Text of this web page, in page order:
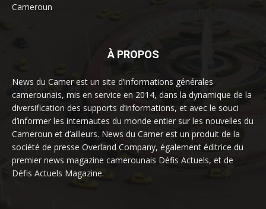
Cameroun
À PROPOS
News du Camer est un site d’informations générales
camerounais, mis en service en 2014, dans la dynamique de la
diversification des supports d’informations, et avec le souci
d’informer les internautes du monde entier sur les nouvelles du
Cameroun et d’ailleurs. News du Camer est un produit de la
société de presse Overland Company, également éditrice du
premier news magazine camerounais Défis Actuels, et de
Défis Actuels Magazine.